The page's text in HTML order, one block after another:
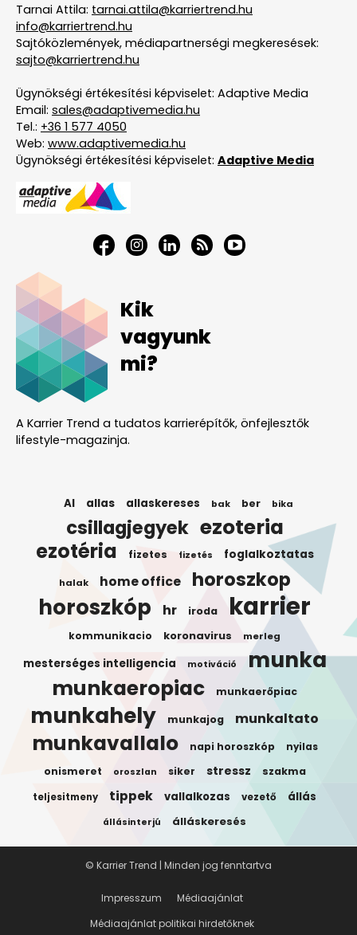
Tarnai Attila: tarnai.attila@karriertrend.hu
info@karriertrend.hu
Sajtóközlemények, médiapartnerségi megkeresések:
sajto@karriertrend.hu
Ügynökségi értékesítési képviselet: Adaptive Media
Email: sales@adaptivemedia.hu
Tel.: +36 1 577 4050
Web: www.adaptivemedia.hu
Ügynökségi értékesítési képviselet: Adaptive Media
Kik
vagyunk
mi?
A Karrier Trend a tudatos karrierépítők, önfejlesztők
lifestyle-magazinja.
AI allas allaskereses bak ber bika
csillagjegyek ezoteria
ezotéria fizetes fizetés foglalkoztatas
halak home office horoszkop
horoszkóp hr iroda karrier
kommunikacio koronavirus merleg
mesterséges intelligencia motiváció munka
munkaeropiac munkaerőpiac
munkahely munkajog munkaltato
munkavallalo napi horoszkóp nyilas
onismeret oroszlan siker stressz szakma
teljesitmeny tippek vallalkozas vezető állás
állásinterjú álláskeresés
Impresszum
Médiaajánlat
Médiaajánlat politikai hirdetőknek
© Karrier Trend | Minden jog fenntartva